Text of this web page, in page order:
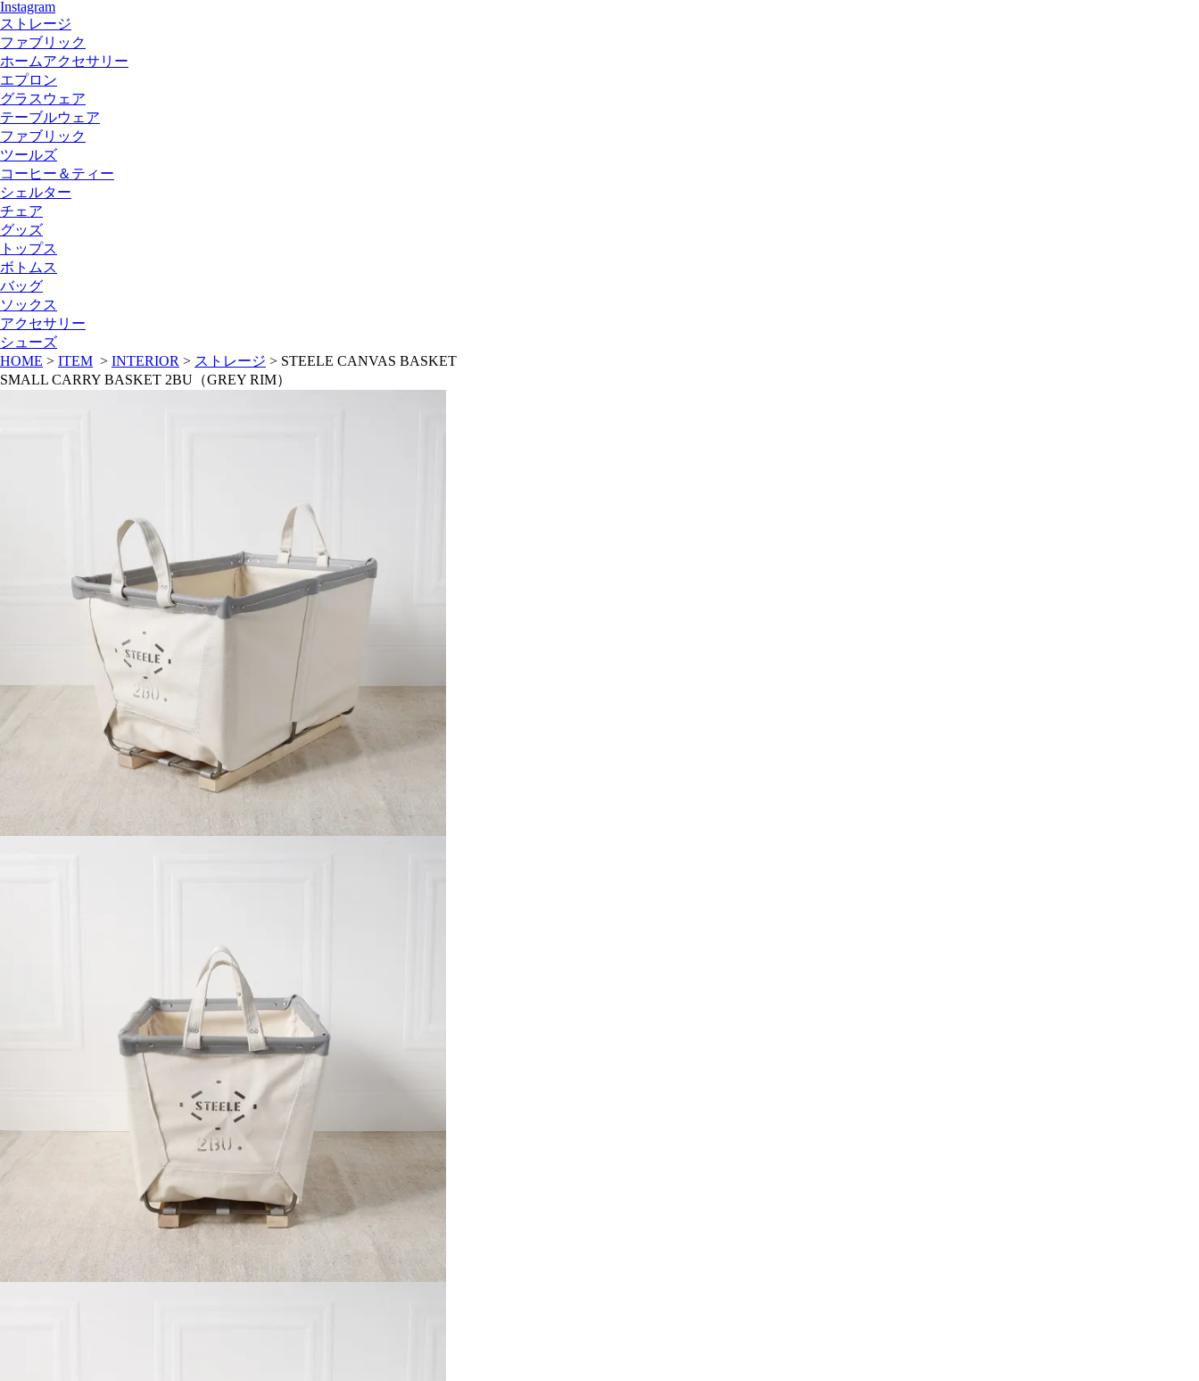
Instagram
ストレージ
ファブリック
ホームアクセサリー
エプロン
グラスウェア
テーブルウェア
ファブリック
ツールズ
コーヒー＆ティー
シェルター
チェア
グッズ
トップス
ボトムス
バッグ
ソックス
アクセサリー
シューズ
HOME > ITEM > INTERIOR > ストレージ > STEELE CANVAS BASKET
SMALL CARRY BASKET 2BU（GREY RIM）